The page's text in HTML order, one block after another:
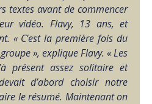
textes avant de commencer
vidéo. Flavy, 13 ans, et
« C’est la première fois du
», explique Flavy. « Les
présent assez solitaire et
d’abord choisir notre
le résumé. Maintenant on